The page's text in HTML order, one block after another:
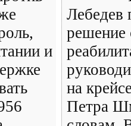
и
Лебедев
решение
на
Петра